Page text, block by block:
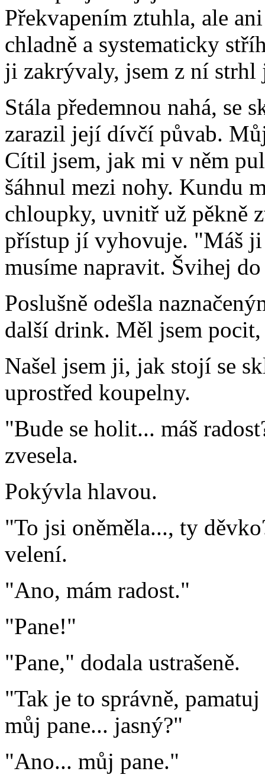
Překvapením ztuhla, ale
chladně a systematicky
ji zakrývaly, jsem z ní
Stála předemnou nahá, se
zarazil její dívčí půvab.
Cítil jsem, jak mi v něm
šáhnul mezi nohy. Kundu
chloupky, uvnitř už pěkně
přístup jí vyhovuje. "Máš
musíme napravit. Švihej
Poslušně odešla
další drink. Měl jsem
Našel jsem ji, jak stojí se
uprostřed koupelny.
"Bude se holit... máš
zvesela.
Pokývla hlavou.
"To jsi oněměla..., ty
velení.
"Ano, mám radost."
"Pane!"
"Pane," dodala ustrašeně.
"Tak je to správně,
můj pane... jasný?"
"Ano... můj pane."